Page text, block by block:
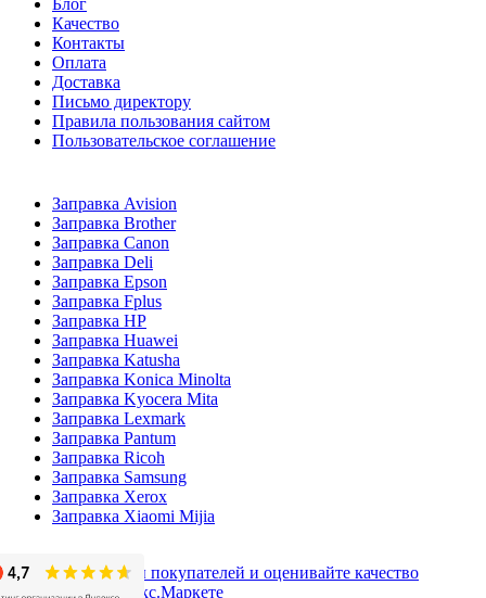
Качество
Контакты
Оплата
Доставка
Письмо директору
Правила пользования сайтом
Пользовательское соглашение
Заправка Avision
Заправка Brother
Заправка Canon
Заправка Deli
Заправка Epson
Заправка Fplus
Заправка HP
Заправка Huawei
Заправка Katusha
Заправка Konica Minolta
Заправка Kyocera Mita
Заправка Lexmark
Заправка Pantum
Заправка Ricoh
Заправка Samsung
Заправка Xerox
Заправка Xiaomi Mijia